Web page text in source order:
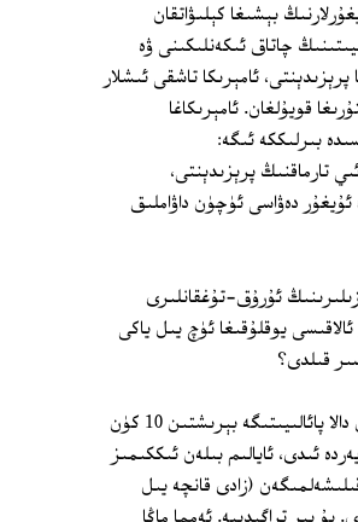
بېشىغا كېلىۋاتقان
چاتاق ئىكەنلىكىنى ۋە
ئامېرىكا تاشقى ئىشلار
قويۇلغان. ئامېرىكاغا
بىرلىككە ئىگە:
تارماقنىڭ پرېزىدېنتى،
ئۇيغۇر دەۋاسى ئۈچۈن داۋاملىق
ئۇرۇق-تۇغقانلىرى
يوقلۇقىغا ئۈچ يىل ياكى
قىلدى؟
جاۋاب: شۇنداق، بۇ يەردە ھەر شەخسنىڭ بىر ھېكايەسى بار. مەسىلەن، مەن دالا پائالىيىتىگە بېرىشتىن 10 كۈن
ئىدى، ئايالىم بىلەن ئىككىمىز
(زادى قانچە يىل